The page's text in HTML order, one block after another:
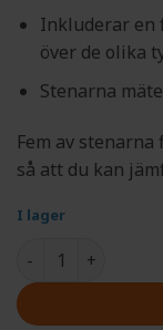
Inkluderar en
över de olika
Stenarna
Fem av
så att du kan
I lager
Spännande